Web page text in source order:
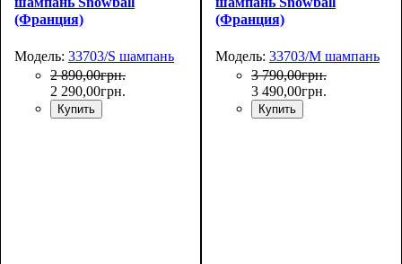
(Франция)
Модель: 33703/S шампань
2 890,00грн.
2 290,00грн.
Купить
(Франция)
Модель: 33703/M шампань
3 790,00грн.
3 490,00грн.
Купить